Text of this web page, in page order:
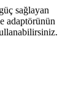
sağlayan
adaptörünün